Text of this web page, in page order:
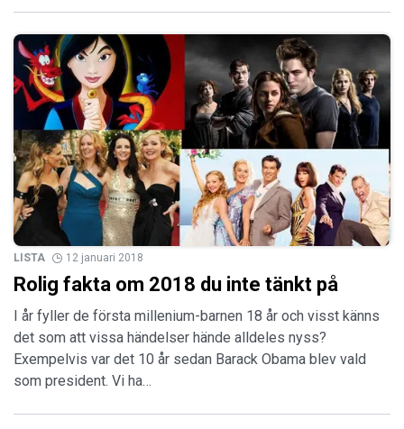
LISTA 12 januari 2018
Rolig fakta om 2018 du inte tänkt på
I år fyller de första millenium-barnen 18 år och visst känns
det som att vissa händelser hände alldeles nyss?
Exempelvis var det 10 år sedan Barack Obama blev vald
som president. Vi ha…